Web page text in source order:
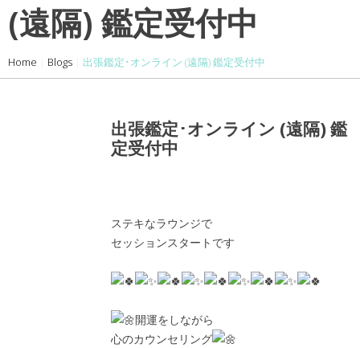
(遠隔) 鑑定受付中
Home Blogs 出張鑑定･オンライン (遠隔) 鑑定受付中
出張鑑定･オンライン (遠隔) 鑑
定受付中
ステキなラウンジで
セッションスタートです
開運をしながら
心のカウンセリング